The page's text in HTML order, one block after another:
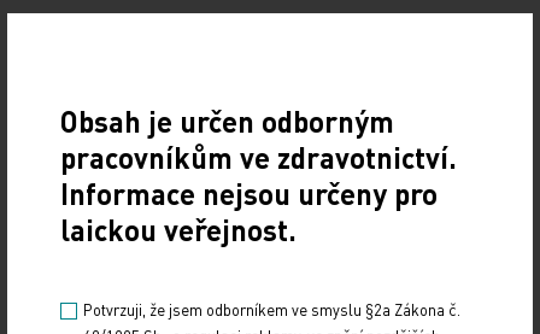
ČTK
Zdroj: ČTK
Z REGIONŮ
Obsah je určen odborným
pracovníkům ve zdravotnictví.
Informace nejsou určeny pro
laickou veřejnost.
Potvrzuji, že jsem odborníkem ve smyslu §2a Zákona č.